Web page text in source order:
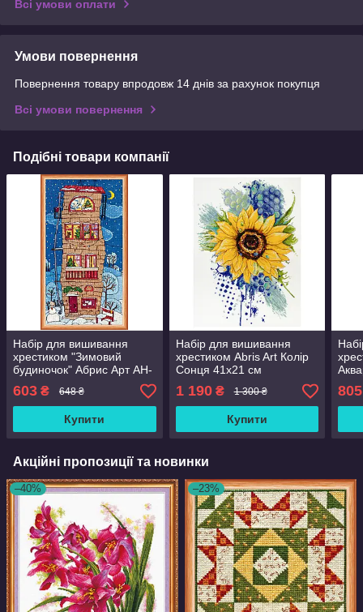
Всі умови оплати
Умови повернення
Повернення товару впродовж 14 днів за рахунок покупця
Всі умови повернення
Подібні товари компанії
Набір для вишивання
хрестиком "Зимовий
будиночок" Абрис Арт AH-
019
603 ₴ 648 ₴
Купити
Набір для вишивання
хрестиком Abris Art Колір
Сонця 41х21 см
Різнобарвний (AH-182)
1 190₴ 1 300 ₴
Купити
805
Акційні пропозиції та новинки
–40% –23%